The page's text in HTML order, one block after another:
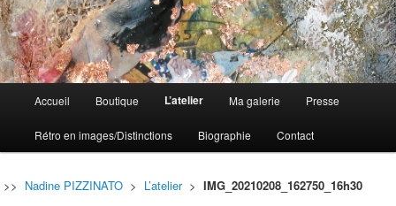
principal
Aller
au
contenu
Aller
au
contenu
Accueil Boutique L’atelier Ma galerie Presse
Rétro en images/Distinctions Biographie Contact
>> Nadine PIZZINATO > L’atelier> IMG_20210208_162750_16h30